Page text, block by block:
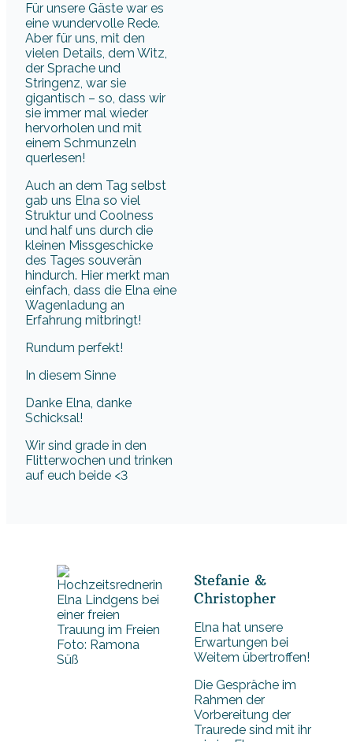
Für unsere Gäste war es
eine wundervolle Rede.
Aber für uns, mit den
vielen Details, dem Witz,
der Sprache und
Stringenz, war sie
gigantisch – so, dass wir
sie immer mal wieder
hervorholen und mit
einem Schmunzeln
querlesen!
Auch an dem Tag selbst
gab uns Elna so viel
Struktur und Coolness
und half uns durch die
kleinen Missgeschicke
des Tages souverän
hindurch. Hier merkt man
einfach, dass die Elna eine
Wagenladung an
Erfahrung mitbringt!
Rundum perfekt!
In diesem Sinne
Danke Elna, danke
Schicksal!
Wir sind grade in den
Flitterwochen und trinken
auf euch beide <3
Foto: Ramona
Süß
Stefanie &
Christopher
Elna hat unsere
Erwartungen bei
Weitem übertroffen!
Die Gespräche im
Rahmen der
Vorbereitung der
Traurede sind mit ihr